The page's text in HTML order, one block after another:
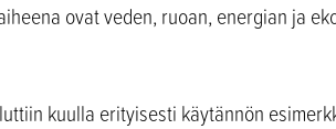
ovat veden, ruoan, energian ja
kuulla erityisesti käytännön